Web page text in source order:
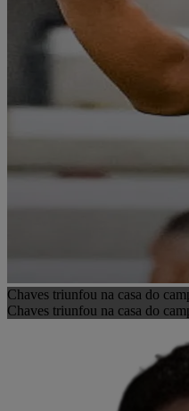
Chaves triunfou na casa do
Chaves triunfou na casa do